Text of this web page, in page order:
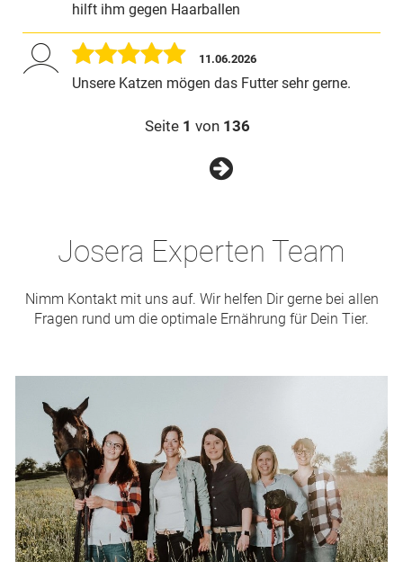
hilft ihm gegen Haarballen
11.06.2026
Unsere Katzen mögen das Futter sehr gerne.
Seite 1 von 136
Josera Experten Team
Nimm Kontakt mit uns auf. Wir helfen Dir gerne bei allen
Fragen rund um die optimale Ernährung für Dein Tier.